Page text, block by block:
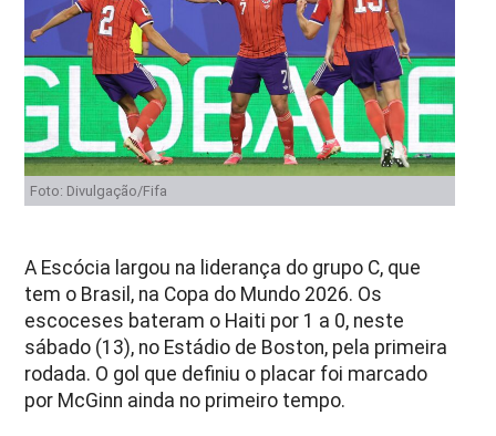
Foto: Divulgação/Fifa
A Escócia largou na liderança do grupo C, que
tem o Brasil, na Copa do Mundo 2026. Os
escoceses bateram o Haiti por 1 a 0, neste
sábado (13), no Estádio de Boston, pela primeira
rodada. O gol que definiu o placar foi marcado
por McGinn ainda no primeiro tempo.